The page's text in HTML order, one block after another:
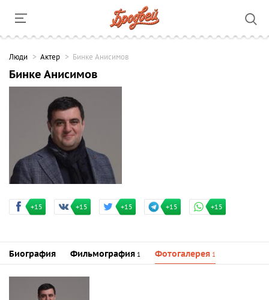
Люди Актер Бинке Анисимов
Бинке Анисимов
+15 +15 +15 +15 +15
Биография Фильмография 1 Фотогалерея 1